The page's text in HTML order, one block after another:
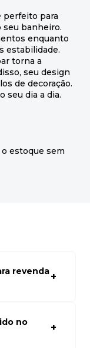
perfeito para
seu banheiro.
enquanto
estabilidade.
torna a
seu design
de decoração.
seu dia a dia.
estoque sem
revenda
preços
no